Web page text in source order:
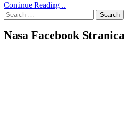
Continue Reading ..
Search
for:
Nasa Facebook Stranica